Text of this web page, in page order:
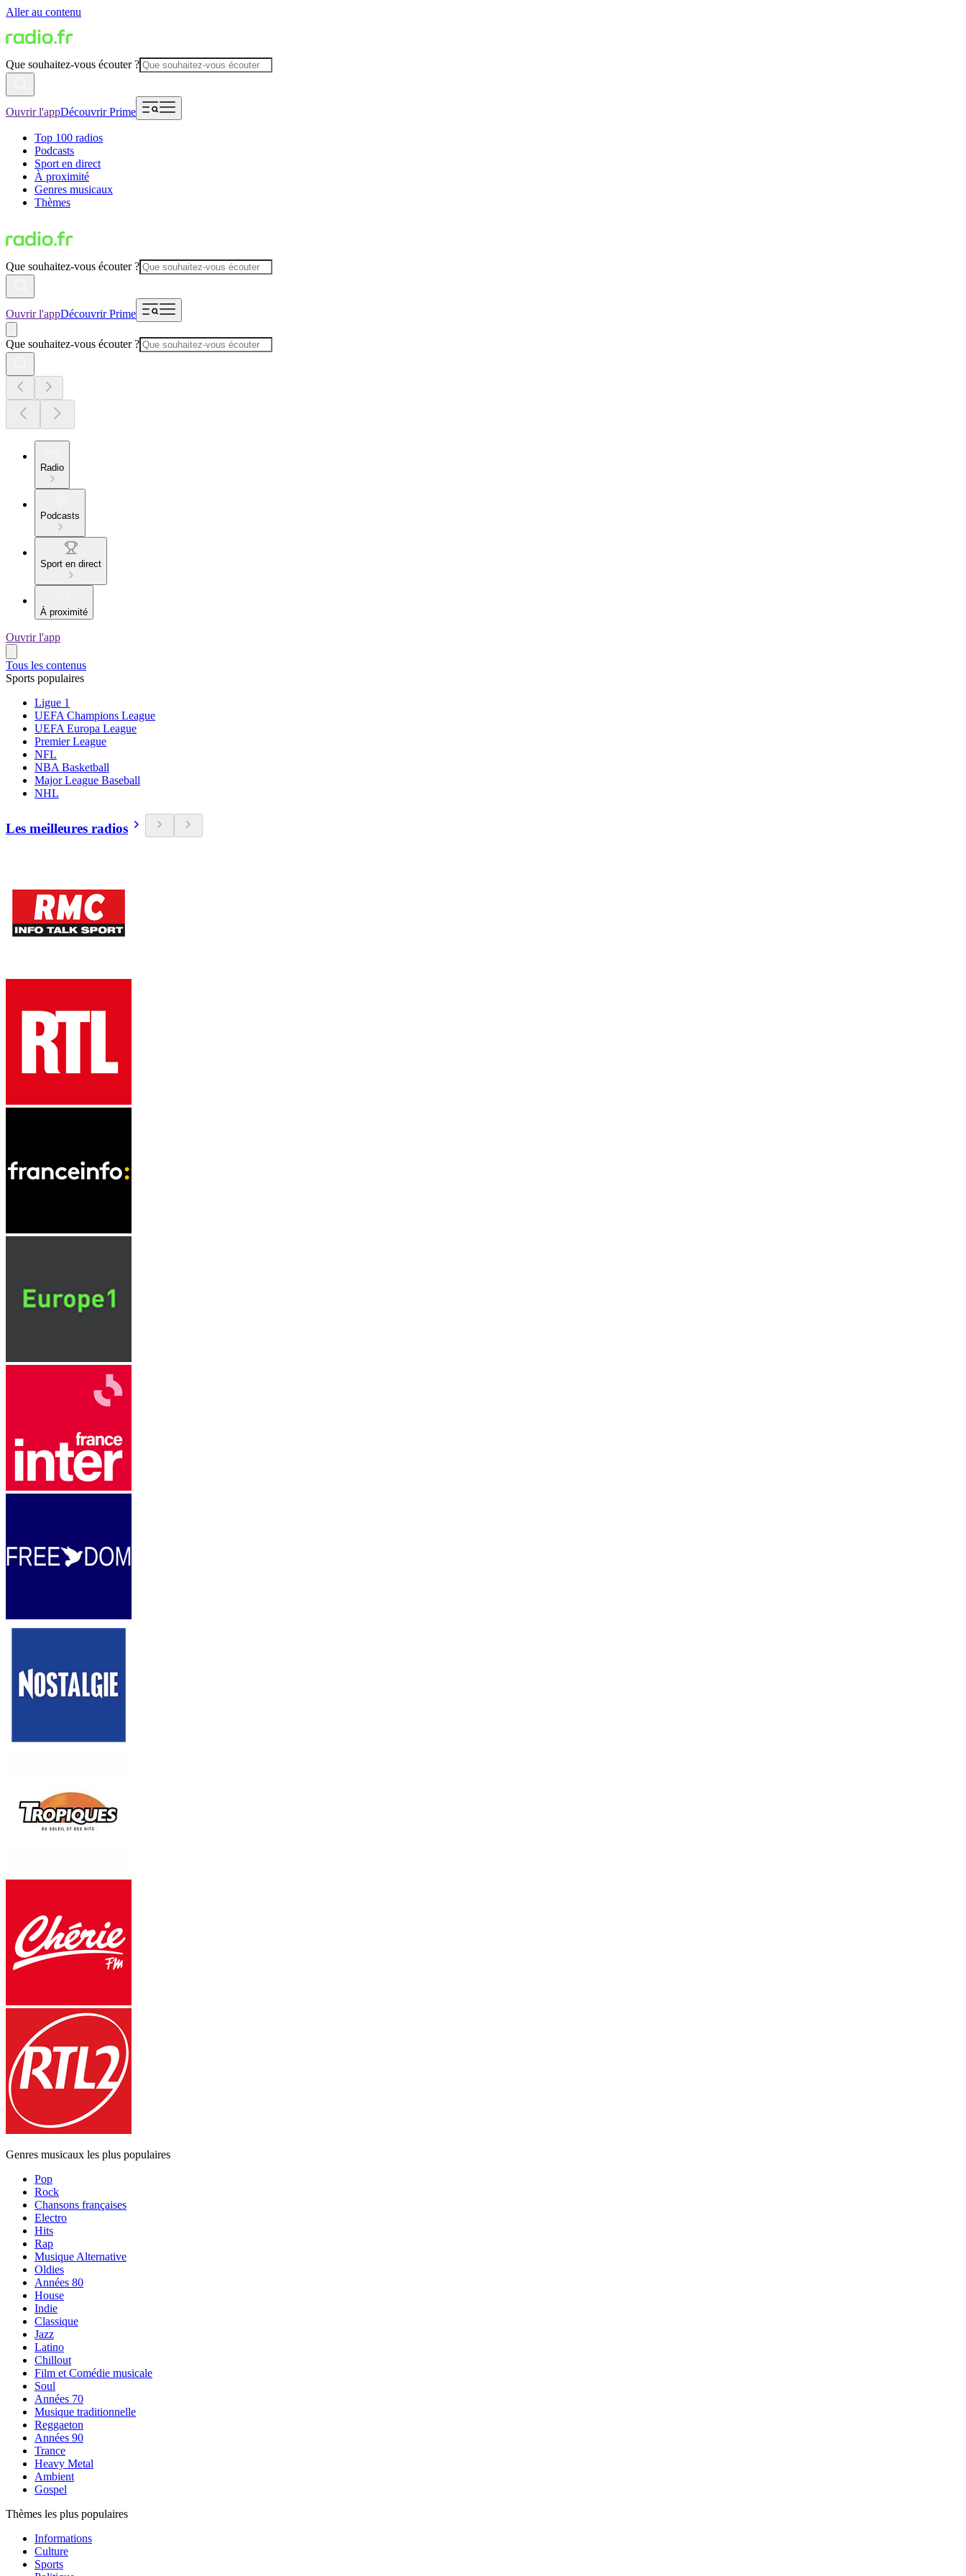
Aller au contenu
Que souhaitez-vous écouter ?
Ouvrir l'appDécouvrir Prime
Top 100 radios
Podcasts
Sport en direct
À proximité
Genres musicaux
Thèmes
Que souhaitez-vous écouter ?
Ouvrir l'appDécouvrir Prime
Que souhaitez-vous écouter ?
Radio
Podcasts
Sport en direct
À proximité
Ouvrir l'app
Tous les contenus
Sports populaires
Ligue 1
UEFA Champions League
UEFA Europa League
Premier League
NFL
NBA Basketball
Major League Baseball
NHL
Les meilleures radios
Genres musicaux les plus populaires
Pop
Rock
Chansons françaises
Electro
Hits
Rap
Musique Alternative
Oldies
Années 80
House
Indie
Classique
Jazz
Latino
Chillout
Film et Comédie musicale
Soul
Années 70
Musique traditionnelle
Reggaeton
Années 90
Trance
Heavy Metal
Ambient
Gospel
Thèmes les plus populaires
Informations
Culture
Sports